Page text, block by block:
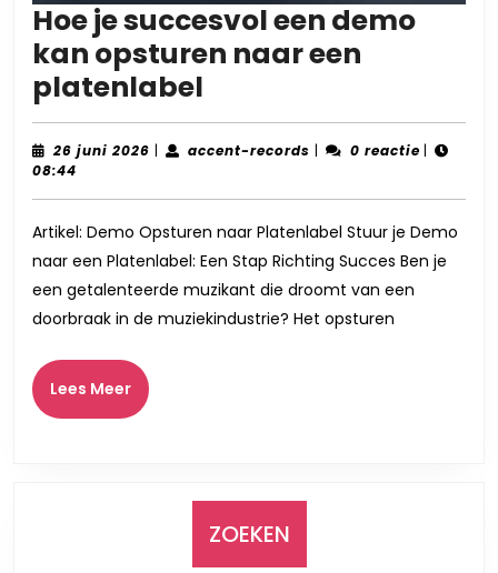
Hoe je succesvol een demo
kan opsturen naar een
platenlabel
je
succesvol
demo
kan
opsturen
naar
26 juni 2026 26
| accent-records accent-
| 0 reactie |
08:44
Artikel: Demo Opsturen naar Platenlabel Stuur je Demo
naar een Platenlabel: Een Stap Richting Succes Ben je
een getalenteerde muzikant die droomt van een
doorbraak in de muziekindustrie? Het opsturen
Lees MeerLees
Meer
ZOEKEN